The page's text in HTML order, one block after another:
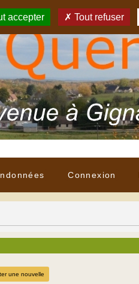
Connexion
une nouvelle
accepter Tout refuser